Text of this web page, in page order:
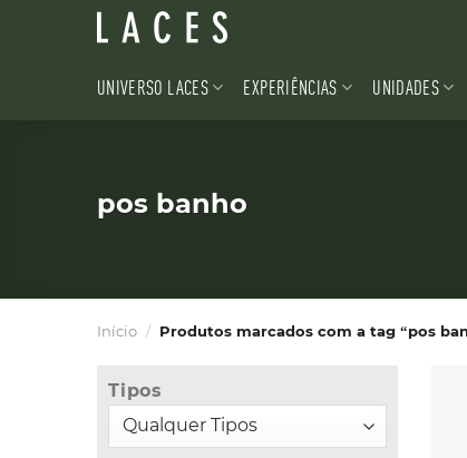
UNIVERSO LACES EXPERIÊNCIAS UNIDADES
pos banho
Início / Produtos marcados com a tag “pos
Tipos